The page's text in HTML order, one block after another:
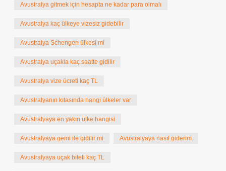
Avustralya gitmek için hesapta ne kadar para olmalı
Avustralya kaç ülkeye vizesiz gidebilir
Avustralya Schengen ülkesi mi
Avustralya uçakla kaç saatte gidilir
Avustralya vize ücreti kaç TL
Avustralyanın kıtasında hangi ülkeler var
Avustralyaya en yakın ülke hangisi
Avustralyaya gemi ile gidilir mi Avustralyaya nasıl giderim
Avustralyaya uçak bileti kaç TL